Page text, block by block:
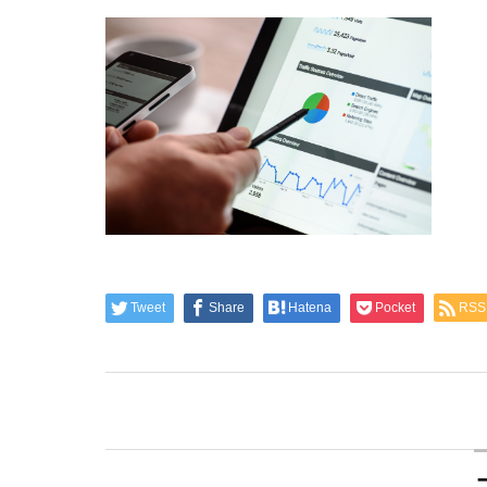
Tweet Share Hatena Pocket RSS